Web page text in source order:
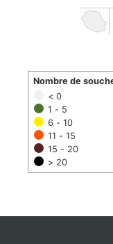
< 0
1 - 5
6 - 10
11 - 15
15 - 20
> 20
Nombre de